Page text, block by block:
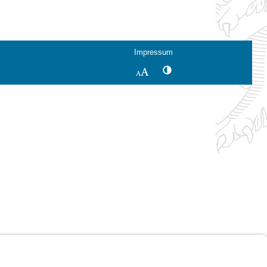
Impressum
SchriftgrößeKontrastwechsel